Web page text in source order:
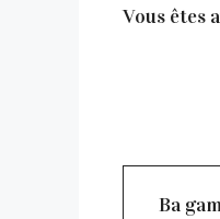
Vous êtes
Ba